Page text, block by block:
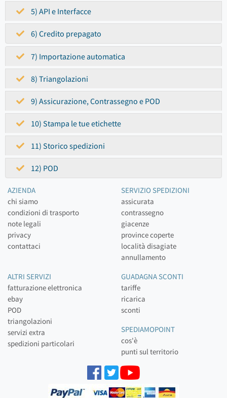
5) API e Interfacce
6) Credito prepagato
7) Importazione automatica
8) Triangolazioni
9) Assicurazione, Contrassegno e POD
10) Stampa le tue etichette
11) Storico spedizioni
12) POD
AZIENDA
chi siamo
condizioni di trasporto
note legali
privacy
contattaci
SERVIZIO SPEDIZIONI
assicurata
contrassegno
giacenze
province coperte
località disagiate
annullamento
ALTRI SERVIZI
fatturazione elettronica
ebay
POD
triangolazioni
servizi extra
spedizioni particolari
GUADAGNA SCONTI
tariffe
ricarica
sconti
SPEDIAMOPOINT
cos'è
punti sul territorio